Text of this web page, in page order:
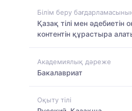
Білім беру
Қазақ тілі мен
контентін құрастыра
Академиялық дәреже
Бакалавриат
Оқыту тілі